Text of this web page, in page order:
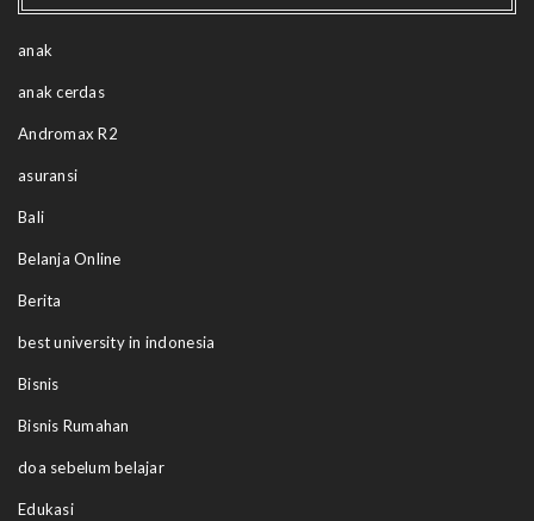
anak
anak cerdas
Andromax R2
asuransi
Bali
Belanja Online
Berita
best university in indonesia
Bisnis
Bisnis Rumahan
doa sebelum belajar
Edukasi